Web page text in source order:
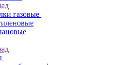
газовые